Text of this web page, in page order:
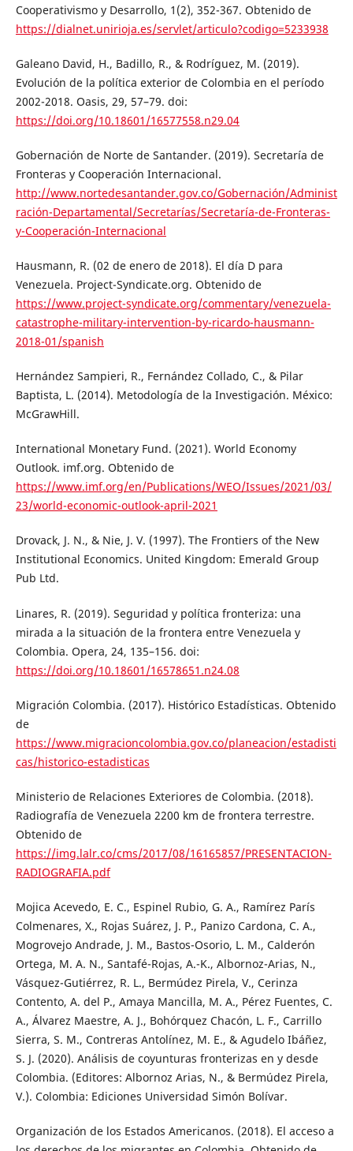
Cooperativismo y Desarrollo, 1(2), 352-367. Obtenido de
https://dialnet.unirioja.es/servlet/articulo?codigo=5233938
Galeano David, H., Badillo, R., & Rodríguez, M. (2019).
Evolución de la política exterior de Colombia en el período
2002-2018. Oasis, 29, 57–79. doi:
https://doi.org/10.18601/16577558.n29.04
Gobernación de Norte de Santander. (2019). Secretarí­a de
Fronteras y Cooperación Internacional.
http://www.nortedesantander.gov.co/Gobernación/Administ
ración-Departamental/Secretarías/Secretaría-de-Fronteras-
y-Cooperación-Internacional
Hausmann, R. (02 de enero de 2018). El día D para
Venezuela. Project-Syndicate.org. Obtenido de
https://www.project-syndicate.org/commentary/venezuela-
catastrophe-military-intervention-by-ricardo-hausmann-
2018-01/spanish
Hernández Sampieri, R., Fernández Collado, C., & Pilar
Baptista, L. (2014). Metodología de la Investigación. México:
McGrawHill.
International Monetary Fund. (2021). World Economy
Outlook. imf.org. Obtenido de
https://www.imf.org/en/Publications/WEO/Issues/2021/03/
23/world-economic-outlook-april-2021
Drovack, J. N., & Nie, J. V. (1997). The Frontiers of the New
Institutional Economics. United Kingdom: Emerald Group
Pub Ltd.
Linares, R. (2019). Seguridad y política fronteriza: una
mirada a la situación de la frontera entre Venezuela y
Colombia. Opera, 24, 135–156. doi:
https://doi.org/10.18601/16578651.n24.08
Migración Colombia. (2017). Histórico Estadísticas. Obtenido
de
https://www.migracioncolombia.gov.co/planeacion/estadisti
cas/historico-estadisticas
Ministerio de Relaciones Exteriores de Colombia. (2018).
Radiografía de Venezuela 2200 km de frontera terrestre.
Obtenido de
https://img.lalr.co/cms/2017/08/16165857/PRESENTACION-
RADIOGRAFIA.pdf
Mojica Acevedo, E. C., Espinel Rubio, G. A., Ramírez París
Colmenares, X., Rojas Suárez, J. P., Panizo Cardona, C. A.,
Mogrovejo Andrade, J. M., Bastos-Osorio, L. M., Calderón
Ortega, M. A. N., Santafé-Rojas, A.-K., Albornoz-Arias, N.,
Vásquez-Gutiérrez, R. L., Bermúdez Pirela, V., Cerinza
Contento, A. del P., Amaya Mancilla, M. A., Pérez Fuentes, C.
A., Álvarez Maestre, A. J., Bohórquez Chacón, L. F., Carrillo
Sierra, S. M., Contreras Antolínez, M. E., & Agudelo Ibáñez,
S. J. (2020). Análisis de coyunturas fronterizas en y desde
Colombia. (Editores: Albornoz Arias, N., & Bermúdez Pirela,
V.). Colombia: Ediciones Universidad Simón Bolívar.
Organización de los Estados Americanos. (2018). El acceso a